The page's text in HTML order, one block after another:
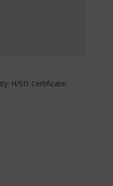
H/SI1 Certificate: